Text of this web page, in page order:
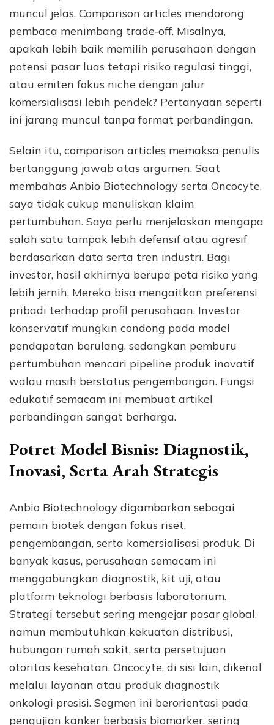
muncul jelas. Comparison articles mendorong
pembaca menimbang trade‑off. Misalnya,
apakah lebih baik memilih perusahaan dengan
potensi pasar luas tetapi risiko regulasi tinggi,
atau emiten fokus niche dengan jalur
komersialisasi lebih pendek? Pertanyaan seperti
ini jarang muncul tanpa format perbandingan.
Selain itu, comparison articles memaksa penulis
bertanggung jawab atas argumen. Saat
membahas Anbio Biotechnology serta Oncocyte,
saya tidak cukup menuliskan klaim
pertumbuhan. Saya perlu menjelaskan mengapa
salah satu tampak lebih defensif atau agresif
berdasarkan data serta tren industri. Bagi
investor, hasil akhirnya berupa peta risiko yang
lebih jernih. Mereka bisa mengaitkan preferensi
pribadi terhadap profil perusahaan. Investor
konservatif mungkin condong pada model
pendapatan berulang, sedangkan pemburu
pertumbuhan mencari pipeline produk inovatif
walau masih berstatus pengembangan. Fungsi
edukatif semacam ini membuat artikel
perbandingan sangat berharga.
Potret Model Bisnis: Diagnostik,
Inovasi, Serta Arah Strategis
Anbio Biotechnology digambarkan sebagai
pemain biotek dengan fokus riset,
pengembangan, serta komersialisasi produk. Di
banyak kasus, perusahaan semacam ini
menggabungkan diagnostik, kit uji, atau
platform teknologi berbasis laboratorium.
Strategi tersebut sering mengejar pasar global,
namun membutuhkan kekuatan distribusi,
hubungan rumah sakit, serta persetujuan
otoritas kesehatan. Oncocyte, di sisi lain, dikenal
melalui layanan atau produk diagnostik
onkologi presisi. Segmen ini berorientasi pada
pengujian kanker berbasis biomarker, sering